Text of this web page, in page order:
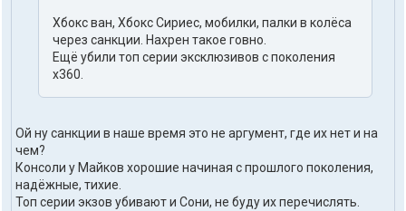
Хбокс ван, Хбокс Сириес, мобилки, палки в колёса
через санкции. Нахрен такое говно.
Ещё убили топ серии эксклюзивов с поколения
х360.
Ой ну санкции в наше время это не аргумент, где их нет и на
чем?
Консоли у Майков хорошие начиная с прошлого поколения,
надёжные, тихие.
Топ серии экзов убивают и Сони, не буду их перечислять.